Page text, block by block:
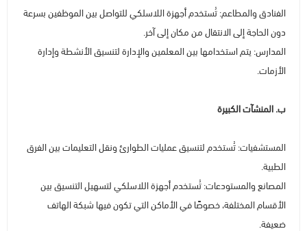
الفنادق والمطاعم: تُستخدم أجهزة اللاسلكي للتواصل بين الموظفين بسرعة
دون الحاجة إلى الانتقال من مكان إلى آخر.
المدارس: يتم استخدامها بين المعلمين والإدارة لتنسيق الأنشطة وإدارة
الأزمات.
ب. المنشآت الكبيرة
المستشفيات: تُستخدم لتنسيق عمليات الطوارئ ونقل التعليمات بين الفرق
الطبية.
المصانع والمستودعات: تُستخدم أجهزة اللاسلكي لتسهيل التنسيق بين
الأقسام المختلفة، خصوصًا في الأماكن التي تكون فيها شبكة الهاتف
ضعيفة.